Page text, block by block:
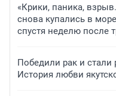
«Крики, паника,
снова купались в
спустя неделю после
Победили рак и стали
История любви